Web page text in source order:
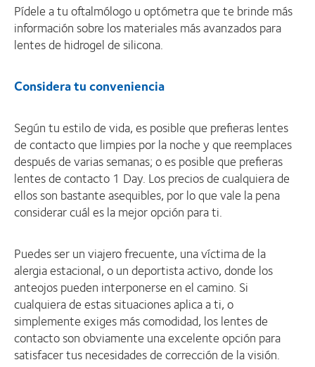
Pídele a tu oftalmólogo u optómetra que te brinde más
información sobre los materiales más avanzados para
lentes de hidrogel de silicona.
Considera tu conveniencia
Según tu estilo de vida, es posible que prefieras lentes
de contacto que limpies por la noche y que reemplaces
después de varias semanas; o es posible que prefieras
lentes de contacto 1 Day. Los precios de cualquiera de
ellos son bastante asequibles, por lo que vale la pena
considerar cuál es la mejor opción para ti.
Puedes ser un viajero frecuente, una víctima de la
alergia estacional, o un deportista activo, donde los
anteojos pueden interponerse en el camino. Si
cualquiera de estas situaciones aplica a ti, o
simplemente exiges más comodidad, los lentes de
contacto son obviamente una excelente opción para
satisfacer tus necesidades de corrección de la visión.